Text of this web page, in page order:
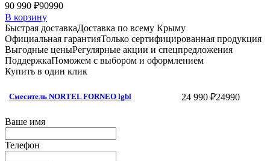
90 990 ₽90990
В корзину
Быстрая доставкаДоставка по всему Крыму
Официальная гарантияТолько сертифицированная продукция
Выгодные ценыРегулярные акции и спецпредложения
ПоддержкаПоможем с выбором и оформлением
Купить в один клик
Смеситель NORTEL FORNEO lgbl 24 990 ₽24990
Ваше имя
Телефон